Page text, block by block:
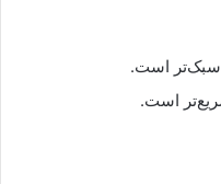
سبک‌تر است.
است.